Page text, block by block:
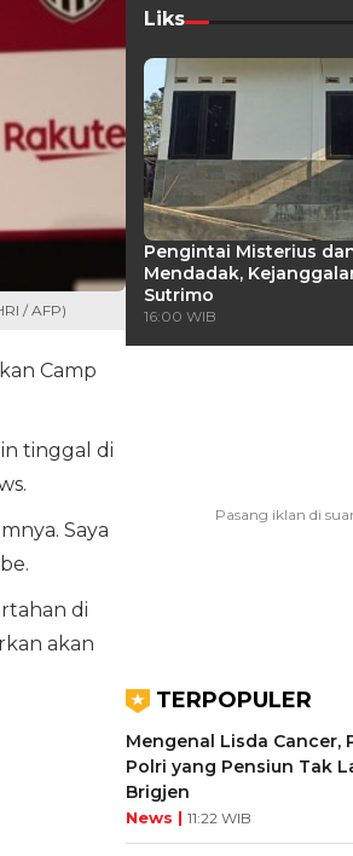
/ AFP)
Camp
tinggal di
Saya
di
akan
Liks
Pengintai Misterius
Mendadak,
Sutrimo
16:00 WIB
TERPOPULER
Mengenal Lisda Cancer,
Polri yang Pensiun Tak
Brigjen
News | 11:22 WIB